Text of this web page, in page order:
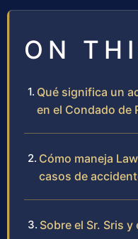
ON
Qué significa un
en el Condado de
Cómo maneja
casos de
Sobre el Sr. Sris